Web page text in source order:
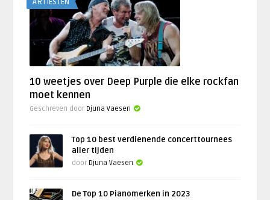
10 weetjes over Deep Purple die elke rockfan
moet kennen
Geschreven door Djuna Vaesen
Top 10 best verdienende concerttournees
aller tijden
door Djuna Vaesen
De Top 10 Pianomerken in 2023